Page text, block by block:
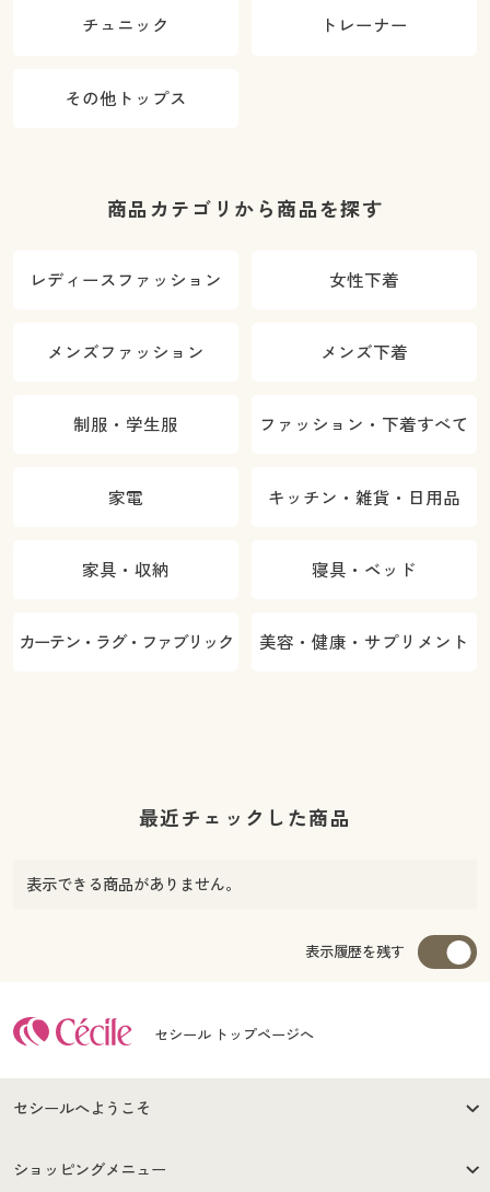
チュニック トレーナー
その他トップス
商品カテゴリから商品を探す
レディースファッション 女性下着
メンズファッション メンズ下着
制服・学生服 ファッション・下着すべて
家電 キッチン・雑貨・日用品
家具・収納 寝具・ベッド
カーテン・ラグ・ファブリック 美容・健康・サプリメント
最近チェックした商品
表示できる商品がありません。
表示履歴を残す
セシール トップページへ
セシールへようこそ
はじめての方へ
ショッピングメニュー